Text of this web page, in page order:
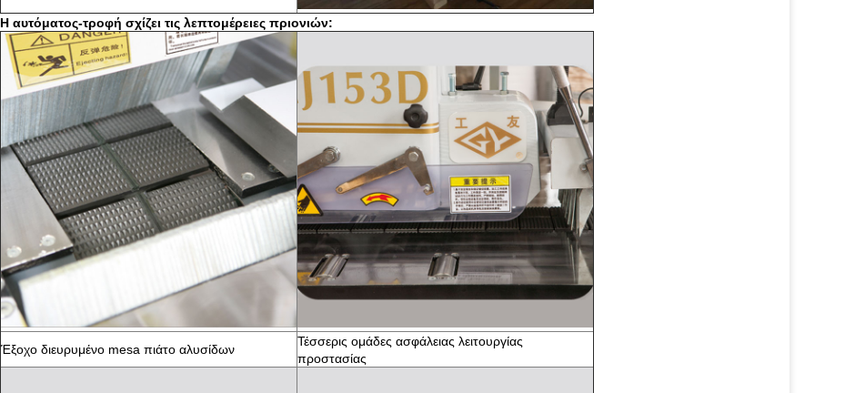
Η αυτόματος-τροφή σχίζει τις λεπτομέρειες πριονιών:
Έξοχο διευρυμένο mesa πιάτο αλυσίδων
Τέσσερις ομάδες ασφάλειας λειτουργίας
προστασίας